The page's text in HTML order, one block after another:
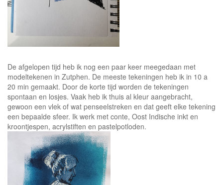
De afgelopen tijd heb ik nog een paar keer meegedaan met
modeltekenen in Zutphen. De meeste tekeningen heb ik in 10 a
20 min gemaakt. Door de korte tijd worden de tekeningen
spontaan en losjes. Vaak heb ik thuis al kleur aangebracht,
gewoon een vlek of wat penseelstreken en dat geeft elke tekening
een bepaalde sfeer. Ik werk met conte, Oost Indische inkt en
kroontjespen, acrylstiften en pastelpotloden.